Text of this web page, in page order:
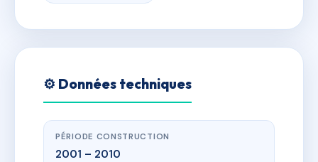
⚙️ Données techniques
PÉRIODE CONSTRUCTION
2001 – 2010